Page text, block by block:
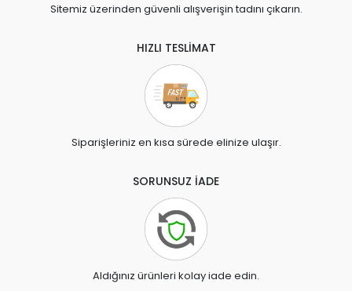
Sitemiz üzerinden güvenli alışverişin tadını çıkarın.
HIZLI TESLİMAT
Siparişleriniz en kısa sürede elinize ulaşır.
SORUNSUZ İADE
Aldığınız ürünleri kolay iade edin.